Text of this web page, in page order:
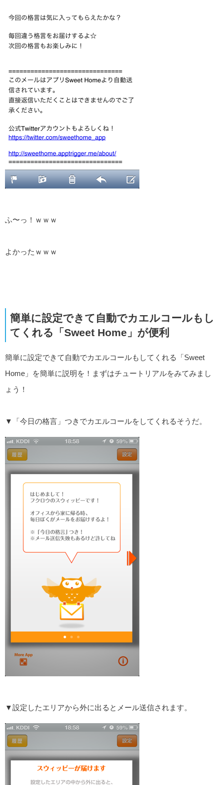
ふ〜っ！ｗｗｗ
よかったｗｗｗ
簡単に設定できて自動でカエルコールもし
てくれる「Sweet Home」が便利
簡単に設定できて自動でカエルコールもしてくれる「Sweet
Home」を簡単に説明を！まずはチュートリアルをみてみまし
ょう！
▼「今日の格言」つきでカエルコールをしてくれるそうだ。
▼設定したエリアから外に出るとメール送信されます。